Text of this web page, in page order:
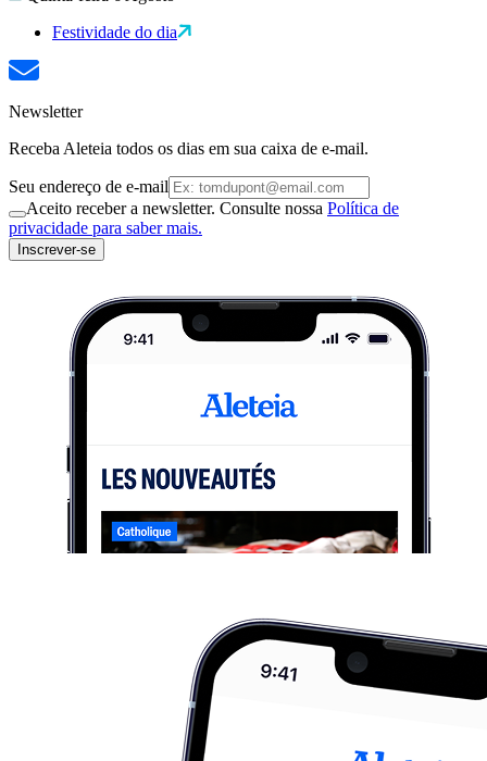
Festividade do dia
Newsletter
Receba Aleteia todos os dias em sua caixa de e-mail.
Seu endereço de e-mail
Aceito receber a newsletter. Consulte nossa Política de
privacidade para saber mais.
Inscrever-se